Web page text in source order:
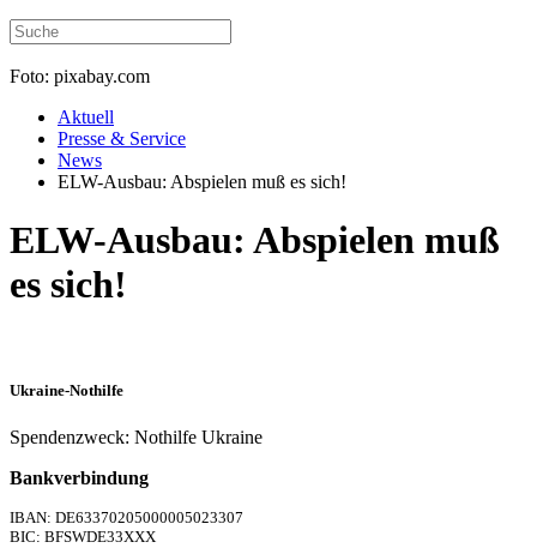
Foto: pixabay.com
Aktuell
Presse & Service
News
ELW-Ausbau: Abspielen muß es sich!
ELW-Ausbau: Abspielen muß
es sich!
Ukraine-Nothilfe
Spendenzweck: Nothilfe Ukraine
Bankverbindung
IBAN: DE63370205000005023307
BIC: BFSWDE33XXX